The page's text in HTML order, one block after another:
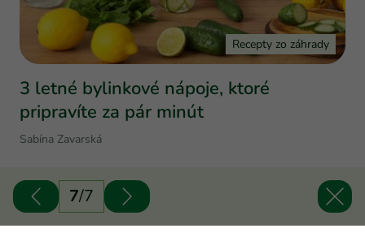
Recepty zo záhrady
3 letné bylinkové nápoje, ktoré
pripravíte za pár minút
Sabína Zavarská
7/7